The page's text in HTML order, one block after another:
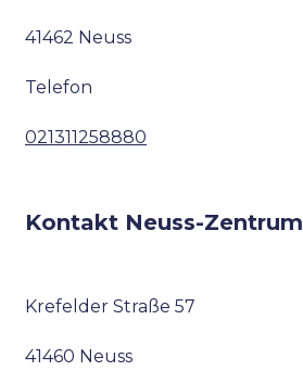
41462 Neuss
Telefon
021311258880
Kontakt Neuss-Zentrum
Krefelder Straße 57
41460 Neuss